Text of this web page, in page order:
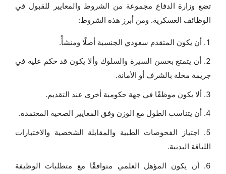
تضع وزارة الدفاع مجموعة من الشروط والمعايير للقبول في
الوظائف العسكرية. ومن أبرز هذه الشروط:
أن يكون المتقدم سعودي الجنسية أصلًا ومنشأً.
أن يتمتع بحسن السيرة والسلوك وألا يكون قد حكم عليه في
جريمة مخلة بالشرف أو الأمانة.
ألا يكون موظفًا في جهة حكومية أخرى عند التقديم.
أن يتناسب الطول مع الوزن وفق المعايير الصحية المعتمدة.
اجتياز الفحوصات الطبية والمقابلة الشخصية والاختبارات
اللياقة البدنية.
أن يكون المؤهل العلمي متوافقًا مع متطلبات الوظيفة